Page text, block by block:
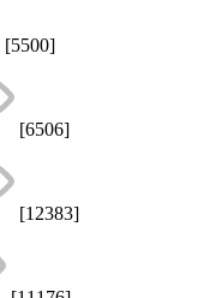
[5500]
[6506]
[12383]